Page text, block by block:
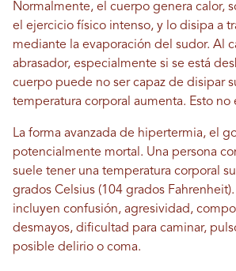
Normalmente, el cuerpo genera calor,
el ejercicio físico intenso, y lo disipa a
mediante la evaporación del sudor. Al
abrasador, especialmente si se está
cuerpo puede no ser capaz de disipar
temperatura corporal aumenta. Esto no
La forma avanzada de hipertermia, el
potencialmente mortal. Una persona
suele tener una temperatura corporal
grados Celsius (104 grados
incluyen confusión, agresividad,
desmayos, dificultad para caminar,
posible delirio o coma.